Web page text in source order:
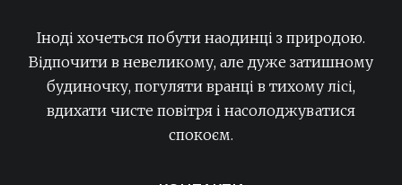
Іноді хочеться побути наодинці з природою.
Відпочити в невеликому, але дуже затишному
будиночку, погуляти вранці в тихому лісі,
вдихати чисте повітря і насолоджуватися
спокоєм.